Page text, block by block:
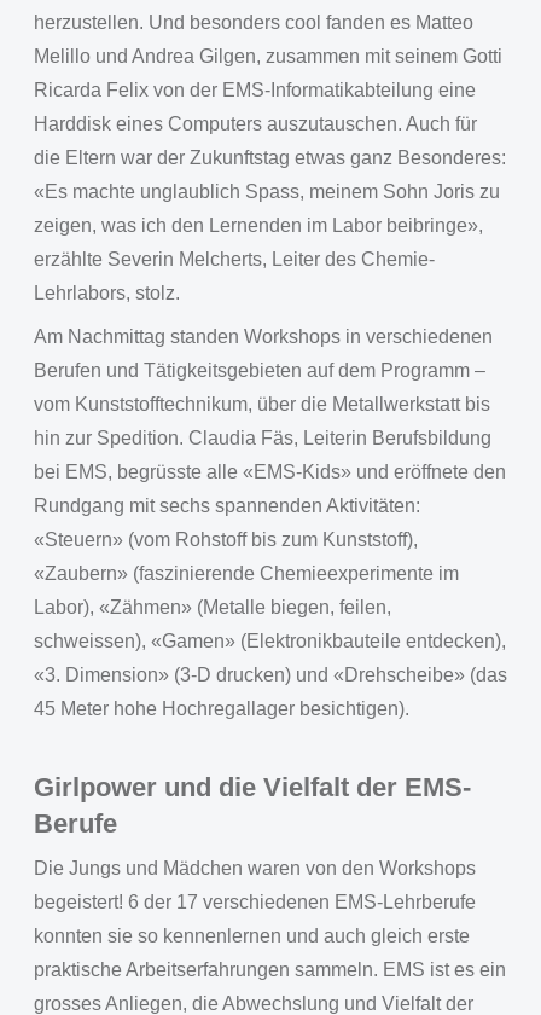
herzustellen. Und besonders cool fanden es Matteo
Melillo und Andrea Gilgen, zusammen mit seinem Gotti
Ricarda Felix von der EMS-Informatikabteilung eine
Harddisk eines Computers auszutauschen. Auch für
die Eltern war der Zukunftstag etwas ganz Besonderes:
«Es machte unglaublich Spass, meinem Sohn Joris zu
zeigen, was ich den Lernenden im Labor beibringe»,
erzählte Severin Melcherts, Leiter des Chemie-
Lehrlabors, stolz.
Am Nachmittag standen Workshops in verschiedenen
Berufen und Tätigkeitsgebieten auf dem Programm –
vom Kunststofftechnikum, über die Metallwerkstatt bis
hin zur Spedition. Claudia Fäs, Leiterin Berufsbildung
bei EMS, begrüsste alle «EMS-Kids» und eröffnete den
Rundgang mit sechs spannenden Aktivitäten:
«Steuern» (vom Rohstoff bis zum Kunststoff),
«Zaubern» (faszinierende Chemieexperimente im
Labor), «Zähmen» (Metalle biegen, feilen,
schweissen), «Gamen» (Elektronikbauteile entdecken),
«3. Dimension» (3-D drucken) und «Drehscheibe» (das
45 Meter hohe Hochregallager besichtigen).
Girlpower und die Vielfalt der EMS-
Berufe
Die Jungs und Mädchen waren von den Workshops
begeistert! 6 der 17 verschiedenen EMS-Lehrberufe
konnten sie so kennenlernen und auch gleich erste
praktische Arbeitserfahrungen sammeln. EMS ist es ein
grosses Anliegen, die Abwechslung und Vielfalt der